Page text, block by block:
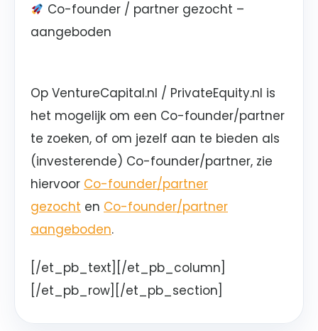
Co-founder / partner gezocht –
aangeboden
Op VentureCapital.nl / PrivateEquity.nl is
het mogelijk om een Co-founder/partner
te zoeken, of om jezelf aan te bieden als
(investerende) Co-founder/partner, zie
hiervoor Co-founder/partner
gezocht en Co-founder/partner
aangeboden.
[/et_pb_text][/et_pb_column]
[/et_pb_row][/et_pb_section]